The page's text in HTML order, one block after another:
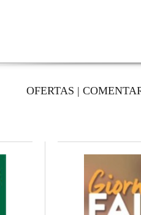
OFERTAS |